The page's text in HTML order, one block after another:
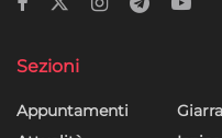
Sezioni
Appuntamenti